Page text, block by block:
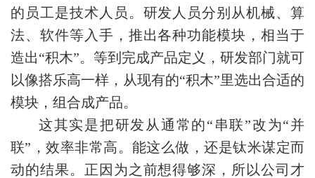
的员工是技术人员。研发人员分别从机械、算
法、软件等入手，推出各种功能模块，相当于
造出“积木”。等到完成产品定义，研发部门就可
以像搭乐高一样，从现有的“积木”里选出合适的
模块，组合成产品。
这其实是把研发从通常的“串联”改为“并
联”，效率非常高。能这么做，还是钛米谋定而
动的结果。正因为之前想得够深，所以公司才